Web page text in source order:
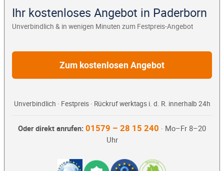
Ihr kostenloses Angebot in Paderborn
Unverbindlich & in wenigen Minuten zum Festpreis-Angebot
Zum kostenlosen Angebot
Unverbindlich · Festpreis · Rückruf werktags i. d. R. innerhalb 24h
Oder direkt anrufen: 01579 – 28 15 240 · Mo–Fr 8–20
Uhr